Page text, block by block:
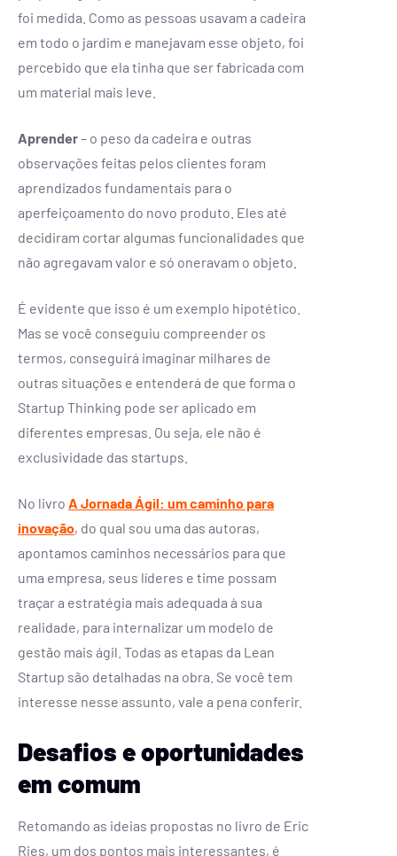
foi medida. Como as pessoas usavam a cadeira
em todo o jardim e manejavam esse objeto, foi
percebido que ela tinha que ser fabricada com
um material mais leve.
Aprender– o peso da cadeira e outras
observações feitas pelos clientes foram
aprendizados fundamentais para o
aperfeiçoamento do novo produto. Eles até
decidiram cortar algumas funcionalidades que
não agregavam valor e só oneravam o objeto.
É evidente que isso é um exemplo hipotético.
Mas se você conseguiu compreender os
termos, conseguirá imaginar milhares de
outras situações e entenderá de que forma o
Startup Thinking pode ser aplicado em
diferentes empresas. Ou seja, ele não é
exclusividade das startups.
No livro A Jornada Ágil: um caminho para
inovação, do qual sou uma das autoras,
apontamos caminhos necessários para que
uma empresa, seus líderes e time possam
traçar a estratégia mais adequada à sua
realidade, para internalizar um modelo de
gestão mais ágil. Todas as etapas da Lean
Startup são detalhadas na obra. Se você tem
interesse nesse assunto, vale a pena conferir.
Desafios e oportunidades
em comum
Retomando as ideias propostas no livro de Eric
Ries, um dos pontos mais interessantes, é